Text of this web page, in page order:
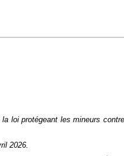
loi protégeant les mineurs
2026.